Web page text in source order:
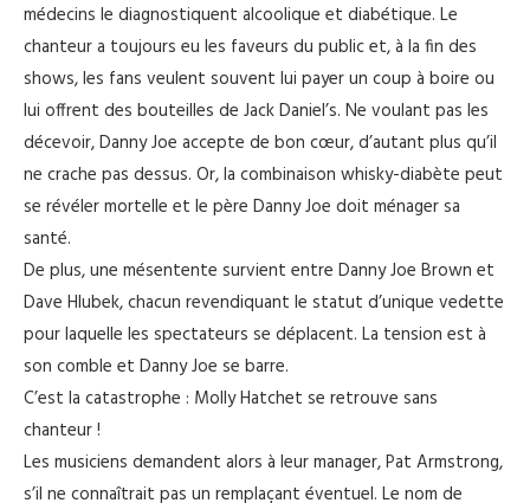
médecins le diagnostiquent alcoolique et diabétique. Le
chanteur a toujours eu les faveurs du public et, à la fin des
shows, les fans veulent souvent lui payer un coup à boire ou
lui offrent des bouteilles de Jack Daniel’s. Ne voulant pas les
décevoir, Danny Joe accepte de bon cœur, d’autant plus qu’il
ne crache pas dessus. Or, la combinaison whisky-diabète peut
se révéler mortelle et le père Danny Joe doit ménager sa
santé.
De plus, une mésentente survient entre Danny Joe Brown et
Dave Hlubek, chacun revendiquant le statut d’unique vedette
pour laquelle les spectateurs se déplacent. La tension est à
son comble et Danny Joe se barre.
C’est la catastrophe : Molly Hatchet se retrouve sans
chanteur !
Les musiciens demandent alors à leur manager, Pat Armstrong,
s’il ne connaîtrait pas un remplaçant éventuel. Le nom de